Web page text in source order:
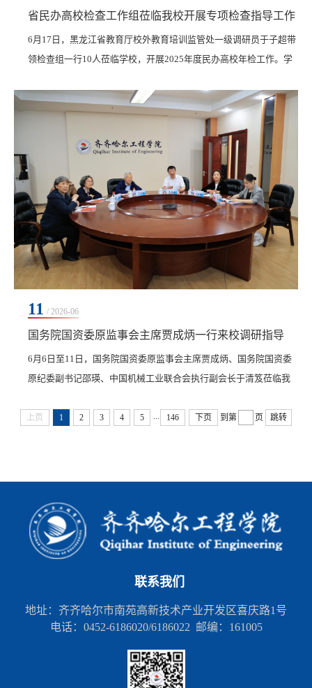
省民办高校检查工作组莅临我校开展专项检查指导工作
6月17日，黑龙江省教育厅校外教育培训监管处一级调研员于子超带
领检查组一行10人莅临学校，开展2025年度民办高校年检工作。学
南会议室召开，由学校党委书记郭伟东主持。会上，于子超详细解
读了此次年检工作细则、核查标准与重点任务。他指出，年度年检
是规范民办高校办学行为、夯实办学根基、提质增效的重要抓手，
希望学校高度重视、积极对接，保障本次年检工作扎...
11 / 2026-06
国务院国资委原监事会主席贾成炳一行来校调研指导
​6月6日至11日，国务院国资委原监事会主席贾成炳、国务院国资委
原纪委副书记邵瑛、中国机械工业联合会执行副会长于清笈莅临我
副书记、纪委书记、副校长陈景鑫，副校长张静热情接待，相关部
上页 1 2 3 4 5 ... 146 下页 到第 页 跳转
联系我们
地址：齐齐哈尔市南苑高新技术产业开发区喜庆路1号
电话：0452-6186020/6186022 邮编：161005